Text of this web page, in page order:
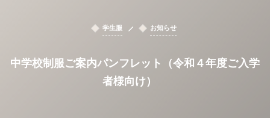
学生服 お知らせ
中学校制服ご案内パンフレット（令和４年度ご入学
者様向け）